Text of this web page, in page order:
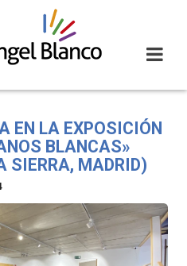
EN LA EXPOSICIÓN
BLANCAS»
SIERRA, MADRID)